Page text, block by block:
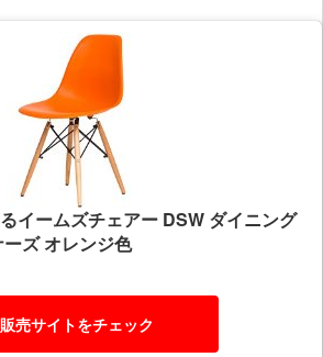
イームズチェアー DSW ダイニング
ズ オレンジ色
販売サイトをチェック